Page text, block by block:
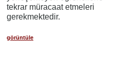
tekrar müracaat etmeleri
gerekmektedir.
görüntüle